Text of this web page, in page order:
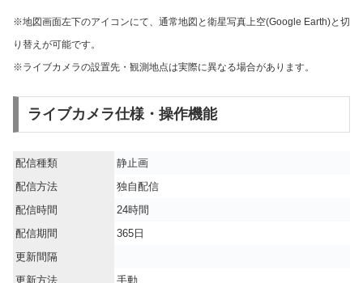
※地図画面左下のアイコンにて、通常地図と衛星写真上空(Google Earth)と切
り替えが可能です。
※ライブカメラの設置先・観測地点は実際に異なる場合があります。
ライブカメラ仕様・操作機能
配信種類
静止画
配信方法
独自配信
配信時間
24時間
配信期間
365日
更新間隔
更新方法
手動